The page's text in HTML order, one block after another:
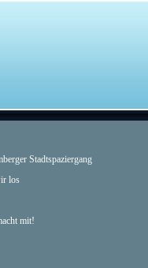
Stadtspaziergang
los
mit!